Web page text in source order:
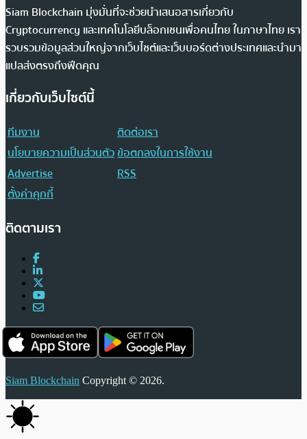
Siam Blockchain มุ่งมั่นที่จะช่วยนำเสนอสารเกี่ยวกับ
Cryptocurrency และเทคโนโลยีบล็อกเชนเพื่อคนไทย ในภาษาไทย เรา
รวบรวมข้อมูลส่วนใหญ่จากเว็บไซต์และเว็บบอร์ดต่างประเทศและนำมา
แปลส่งตรงถึงฟีดคุณ
เกี่ยวกับเว็บไซต์นี้
ทีมงาน
ติดต่อเรา
นโยบายความเป็นส่วนตัวข้อตกลงในการใช้งาน
Advertise
RSS
ตั้งค่าคุกกี้
ติดตามเรา
Siam Blockchain Copyright © 2026.